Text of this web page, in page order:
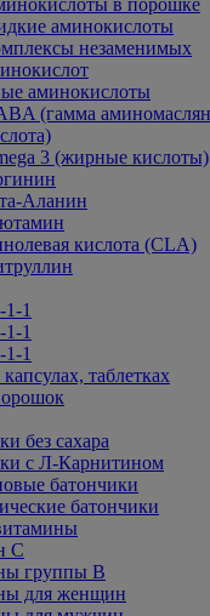
в порошке
аминокислоты
незаменимых
аминокислоты
(гамма
3 (жирные кислоты)
Аланин
кислота (CLA)
1
1
1
таблетках
без сахара
с Л-Карнитином
батончики
батончики
С
группы В
для женщин